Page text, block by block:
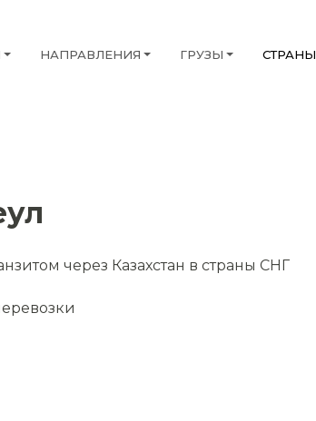
НАПРАВЛЕНИЯ ГРУЗЫ СТРАНЫ
через Казахстан в страны СНГ